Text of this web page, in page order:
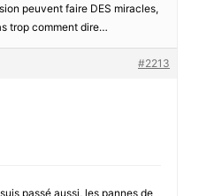
peuvent faire DES miracles,
trop comment dire…
#2213
suis passé aussi, les pannes de